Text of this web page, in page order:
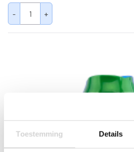
Toestemming Details
- +